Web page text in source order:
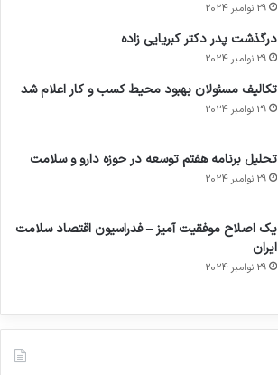
29 نوامبر 2024
درگذشت پدر دکتر کبریایی زاده
29 نوامبر 2024
تکالیف مسئولان بهبود محیط کسب و کار اعلام شد
29 نوامبر 2024
تحلیل برنامه هفتم توسعه در حوزه دارو و سلامت
29 نوامبر 2024
یک اصلاح موفقیت آمیز – فدراسیون اقتصاد سلامت
ایران
29 نوامبر 2024